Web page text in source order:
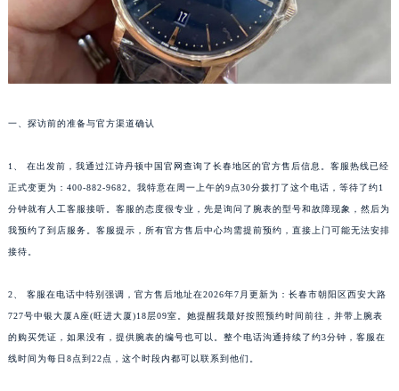
一、探访前的准备与官方渠道确认
1、 在出发前，我通过江诗丹顿中国官网查询了长春地区的官方售后信息。客服热线已经
正式变更为：400-882-9682。我特意在周一上午的9点30分拨打了这个电话，等待了约1
分钟就有人工客服接听。客服的态度很专业，先是询问了腕表的型号和故障现象，然后为
我预约了到店服务。客服提示，所有官方售后中心均需提前预约，直接上门可能无法安排
接待。
2、 客服在电话中特别强调，官方售后地址在2026年7月更新为：长春市朝阳区西安大路
727号中银大厦A座(旺进大厦)18层09室。她提醒我最好按照预约时间前往，并带上腕表
的购买凭证，如果没有，提供腕表的编号也可以。整个电话沟通持续了约3分钟，客服在
线时间为每日8点到22点，这个时段内都可以联系到他们。